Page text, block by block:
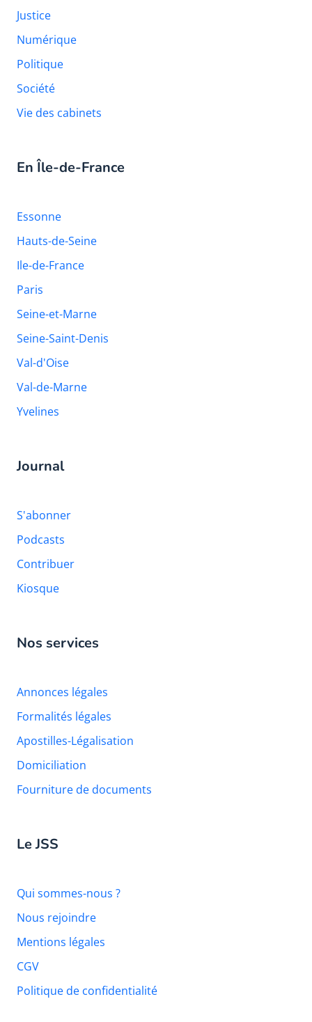
Justice
Numérique
Politique
Société
Vie des cabinets
En Île-de-France
Essonne
Hauts-de-Seine
Ile-de-France
Paris
Seine-et-Marne
Seine-Saint-Denis
Val-d'Oise
Val-de-Marne
Yvelines
Journal
S'abonner
Podcasts
Contribuer
Kiosque
Nos services
Annonces légales
Formalités légales
Apostilles-Légalisation
Domiciliation
Fourniture de documents
Le JSS
Qui sommes-nous ?
Nous rejoindre
Mentions légales
CGV
Politique de confidentialité